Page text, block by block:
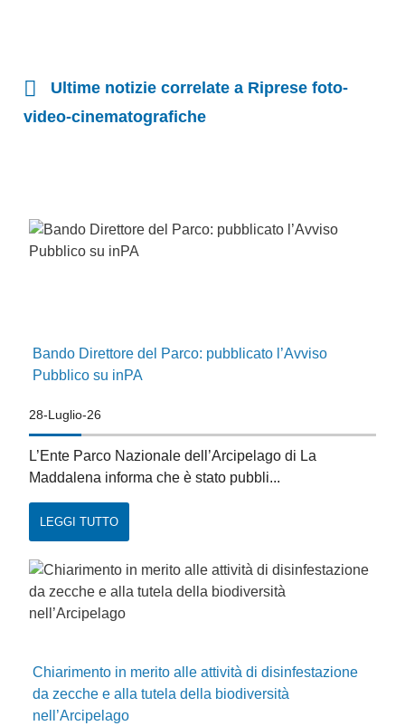
Ultime notizie correlate a Riprese foto-
video-cinematografiche
Bando Direttore del Parco: pubblicato l’Avviso
Pubblico su inPA
28-Luglio-26
L’Ente Parco Nazionale dell’Arcipelago di La
Maddalena informa che è stato pubbli...
LEGGI TUTTO
Chiarimento in merito alle attività di disinfestazione
da zecche e alla tutela della biodiversità
nell’Arcipelago